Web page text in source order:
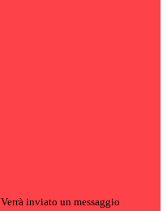
Verrà inviato un messaggio